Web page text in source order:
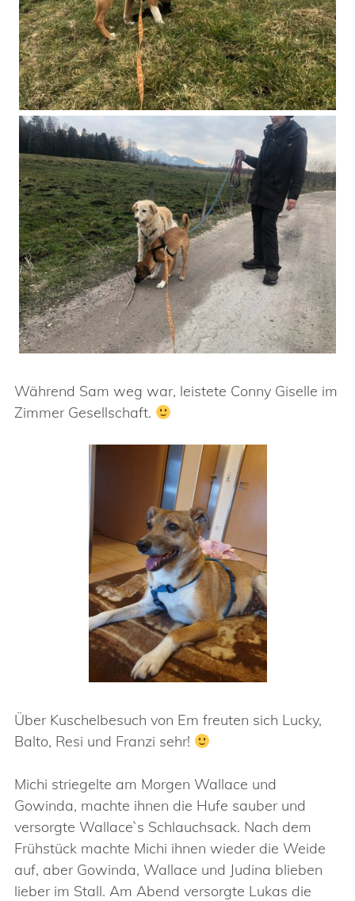
Während Sam weg war, leistete Conny Giselle im
Zimmer Gesellschaft.
Über Kuschelbesuch von Em freuten sich Lucky,
Balto, Resi und Franzi sehr!
Michi striegelte am Morgen Wallace und
Gowinda, machte ihnen die Hufe sauber und
versorgte Wallace`s Schlauchsack. Nach dem
Frühstück machte Michi ihnen wieder die Weide
auf, aber Gowinda, Wallace und Judina blieben
lieber im Stall. Am Abend versorgte Lukas die